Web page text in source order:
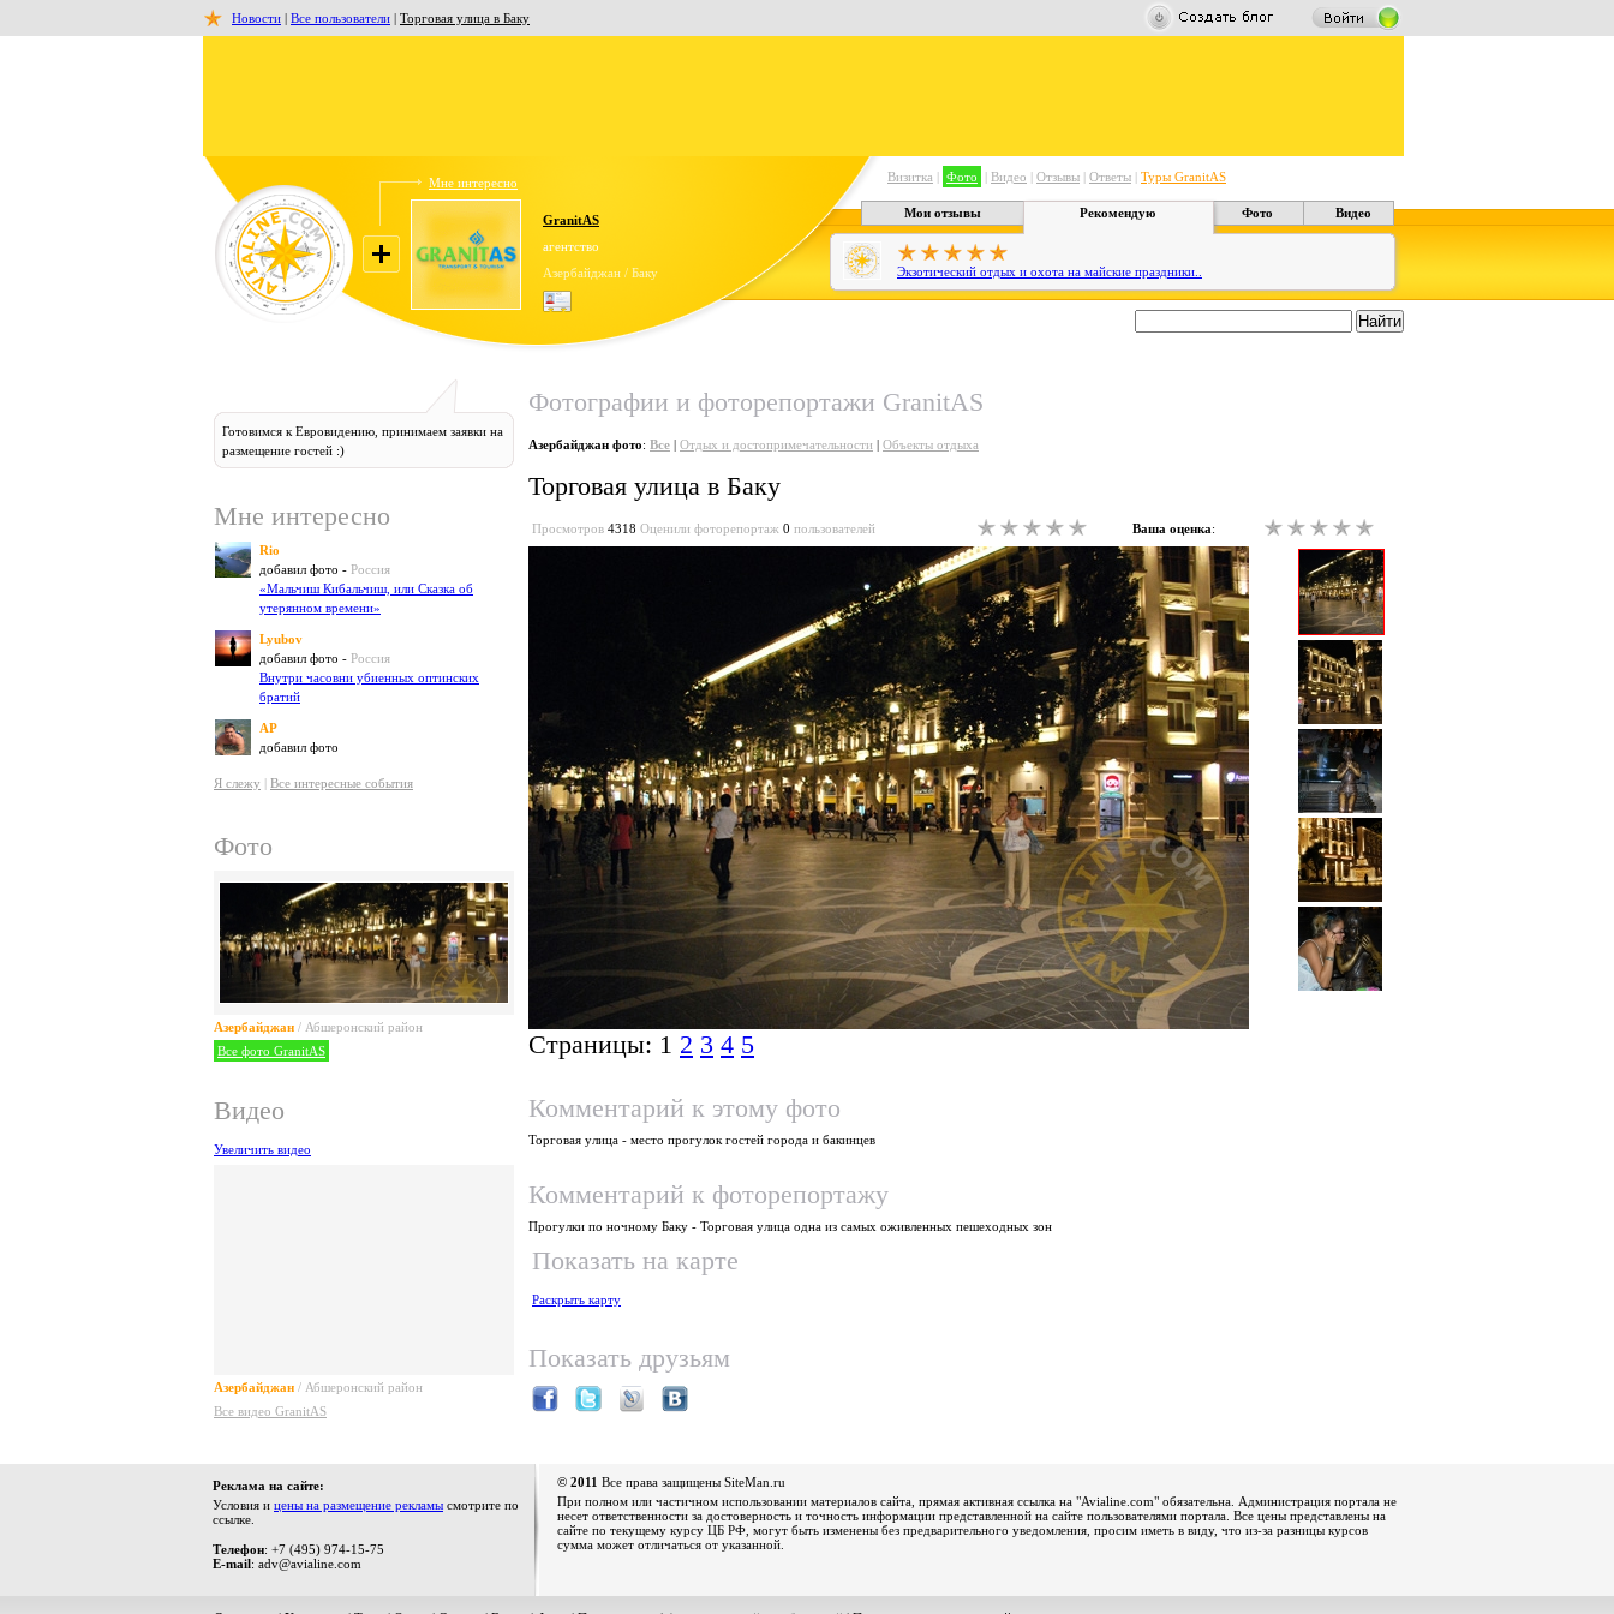
Новости | Все пользователи | Торговая улица в Баку
Мне интересно
GranitAS
агентство
Азербайджан / Баку
Визитка | Фото | Видео | Отзывы | Ответы | Туры GranitAS
Мои отзывы Рекомендую Фото Видео
Экзотический отдых и охота на майские праздники..
Готовимся к Евровидению, принимаем заявки на
размещение гостей :)
Мне интересно
Rio
добавил фото - Россия
«Мальчиш Кибальчиш, или Сказка об
утерянном времени»
Lyubov
добавил фото - Россия
Внутри часовни убиенных оптинских
братий
AP
добавил фото
Я слежу | Все интересные события
Фото
Азербайджан / Абшеронский район
Все фото GranitAS
Видео
Увеличить видео
Азербайджан / Абшеронский район
Все видео GranitAS
Фотографии и фоторепортажи GranitAS
Азербайджан фото: Все | Отдых и достопримечательности | Объекты отдыха
Торговая улица в Баку
Просмотров 4318 Оценили фоторепортаж 0 пользователей Ваша оценка:
Страницы: 1 2 3 4 5
Комментарий к этому фото
Торговая улица - место прогулок гостей города и бакинцев
Комментарий к фоторепортажу
Прогулки по ночному Баку - Торговая улица одна из самых оживленных пешеходных зон
Показать на карте
Раскрыть карту
Показать друзьям
Реклама на сайте:
Условия и цены на размещение рекламы смотрите по
ссылке.
Телефон: +7 (495) 974-15-75
E-mail: adv@avialine.com
© 2011 Все права защищены SiteMan.ru
При полном или частичном использовании материалов сайта, прямая активная ссылка на "Avialine.com" обязательна. Администрация портала не
несет ответственности за достоверность и точность информации представленной на сайте пользователями портала. Все цены представлены на
сайте по текущему курсу ЦБ РФ, могут быть изменены без предварительного уведомления, просим иметь в виду, что из-за разницы курсов
сумма может отличаться от указанной.